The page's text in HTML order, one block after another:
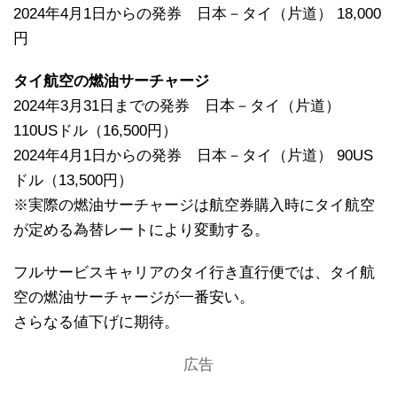
2024年4月1日からの発券 日本－タイ（片道） 18,000
円
タイ航空の燃油サーチャージ
2024年3月31日までの発券 日本－タイ（片道）
110USドル（16,500円）
2024年4月1日からの発券 日本－タイ（片道） 90US
ドル（13,500円）
※実際の燃油サーチャージは航空券購入時にタイ航空
が定める為替レートにより変動する。
フルサービスキャリアのタイ行き直行便では、タイ航
空の燃油サーチャージが一番安い。
さらなる値下げに期待。
広告